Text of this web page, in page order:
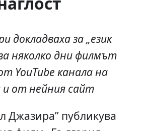
докладваха за „език
няколко дни филмът
YouTube канала на
от нейния сайт
Джазира” публикува